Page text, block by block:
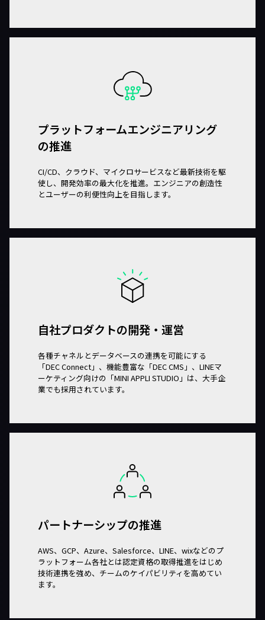
プラットフォームエンジニアリング
の推進
CI/CD、クラウド、マイクロサービスなど最新技術を駆
使し、開発効率の最大化を推進。エンジニアの創造性
とユーザーの利便性向上を目指します。
自社プロダクトの開発・運営
各種チャネルとデータベースの連携を可能にする
「DEC Connect」、機能豊富な「DEC CMS」、LINEマ
ーケティング向けの「MINI APPLI STUDIO」は、大手企
業でも採用されています。
パートナーシップの推進
AWS、GCP、Azure、Salesforce、LINE、wixなどのプ
ラットフォーム各社とは認定資格の取得推進をはじめ
技術連携を強め、チームのケイパビリティを高めてい
ます。